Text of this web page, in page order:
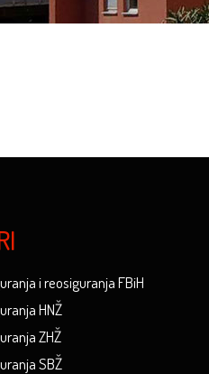
i reosiguranja FBiH
HNŽ
ZHŽ
SBŽ